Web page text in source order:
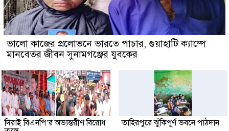
ভালো কাজের প্রলোভনে ভারতে পাচার, গুয়াহাটি ক্যাম্পে
মানবেতর জীবন সুনামগঞ্জের যুবকের
দিরাই বিএনপি’র অভ্যন্তরীণ বিরোধ
তাহিরপুরে ঝুঁকিপূর্ণ ভবনে পাঠদান